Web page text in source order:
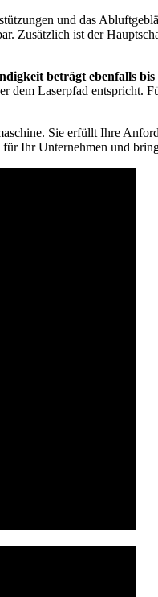
und das
Zusätzlich ist der
beträgt ebenfalls bis
dem Laserpfad
Sie erfüllt Ihre
für Ihr Unternehmen und